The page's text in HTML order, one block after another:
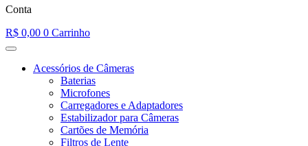
Conta
R$ 0,00 0 Carrinho
Acessórios de Câmeras
Baterias
Microfones
Carregadores e Adaptadores
Estabilizador para Câmeras
Cartões de Memória
Filtros de Lente